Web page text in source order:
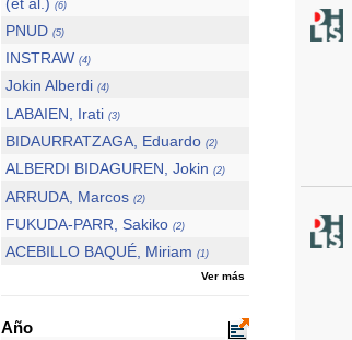
(6)
PNUD (5)
INSTRAW (4)
Jokin Alberdi (4)
LABAIEN, Irati (3)
BIDAURRATZAGA, Eduardo (2)
ALBERDI BIDAGUREN, Jokin (2)
ARRUDA, Marcos (2)
FUKUDA-PARR, Sakiko (2)
ACEBILLO BAQUÉ, Miriam (1)
Ver más
Año